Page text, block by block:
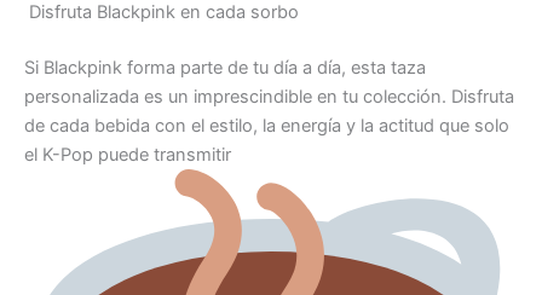
Disfruta Blackpink en cada sorbo
Si Blackpink forma parte de tu día a día, esta taza
personalizada es un imprescindible en tu colección. Disfruta
de cada bebida con el estilo, la energía y la actitud que solo
el K-Pop puede transmitir